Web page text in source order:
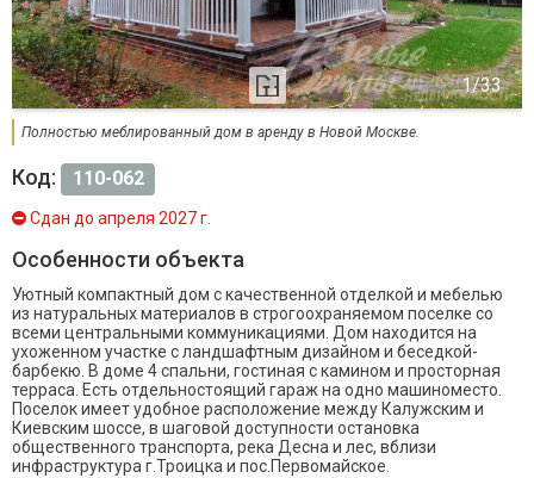
Полностью меблированный дом в аренду в Новой Москве.
Код: 110-062
Сдан до апреля 2027 г.
Особенности объекта
Уютный компактный дом с качественной отделкой и мебелью
из натуральных материалов в строгоохраняемом поселке со
всеми центральными коммуникациями. Дом находится на
ухоженном участке с ландшафтным дизайном и беседкой-
барбекю. В доме 4 спальни, гостиная с камином и просторная
терраса. Есть отдельностоящий гараж на одно машиноместо.
Поселок имеет удобное расположение между Калужским и
Киевским шоссе, в шаговой доступности остановка
общественного транспорта, река Десна и лес, вблизи
инфраструктура г.Троицка и пос.Первомайское.